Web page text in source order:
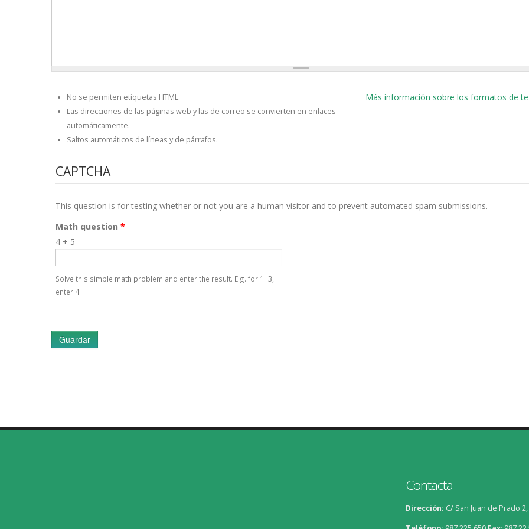
Más información sobre los formatos de
No se permiten etiquetas HTML.
Las direcciones de las páginas web y las de correo se convierten en enlaces
automáticamente.
Saltos automáticos de líneas y de párrafos.
CAPTCHA
This question is for testing whether or not you are a human visitor and to prevent automated spam submissions.
Math question *
4 + 5 =
Solve this simple math problem and enter the result. E.g. for 1+3,
enter 4.
Contacta
Dirección: C/ San Juan de Prado